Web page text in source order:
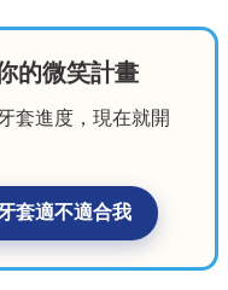
的微笑計畫
套進度，現在就開
套適不適合我